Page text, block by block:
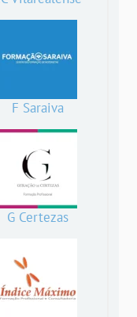
F Saraiva
G Certezas